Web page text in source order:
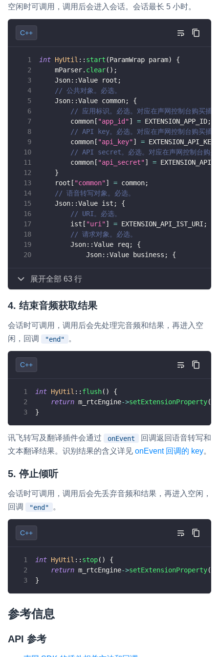
空闲时可调用，调用后会进入会话。会话最长 5 小时。
C++
int HyUtil :: start (ParamWrap param)
{
    mParser
. clear( ) ;
    Json
::Value root ;
// 公共对象。必选。
    Json
::Value common;
{
// 应用标识。必选。对应在声网控制台购买插
        common
[ "app_id"] = EXTENSION_APP_ID;
// API key。必选。对应在声网控制台购买插
        common
[ "api_key"] = EXTENSION_API_KEY
// API secret。必选。对应在声网控制台购买
        common
[ "api_secret"] =
}
    root
[ "common"] = common;
// 语音转写对象。必选。
    Json
::Value ist ;
{
// URI。必选。
        ist
[ "uri"] = EXTENSION_API_IST_URI ;
// 请求对象。必选。
        Json
::Value req;
{
            Json
::Value business ; {
展开全部 63 行
4. 结束音频获取结果
会话时可调用，调用后会先处理完音频和结果，再进入空
闲，回调
"end" 。
C++
int HyUtil :: flush( )
{
return m_rtcEngine->setExtensionProperty(
}
讯飞转写及翻译插件会通过 onEvent
回调返回语音转写和
文本翻译结果。识别结果的含义详见 onEvent 回调的 key。
5. 停止倾听
会话时可调用，调用后会先丢弃音频和结果，再进入空闲，
回调
"end" 。
C++
int HyUtil :: stop( )
{
return m_rtcEngine->setExtensionProperty(
}
参考信息
API 参考